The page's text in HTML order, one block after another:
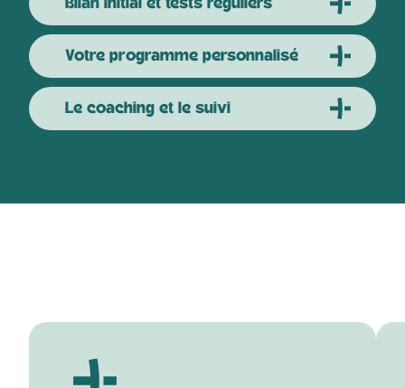
Bilan initial et tests réguliers
Votre programme personnalisé
Le coaching et le suivi